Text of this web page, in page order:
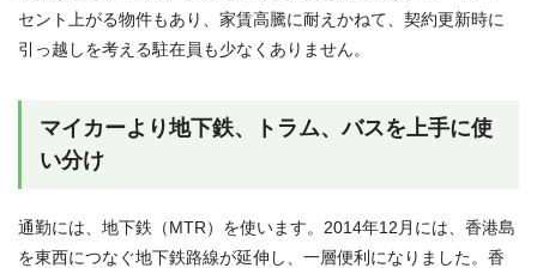
セント上がる物件もあり、家賃高騰に耐えかねて、契約更新時に
引っ越しを考える駐在員も少なくありません。
マイカーより地下鉄、トラム、バスを上手に使
い分け
通勤には、地下鉄（MTR）を使います。2014年12月には、香港島
を東西につなぐ地下鉄路線が延伸し、一層便利になりました。香